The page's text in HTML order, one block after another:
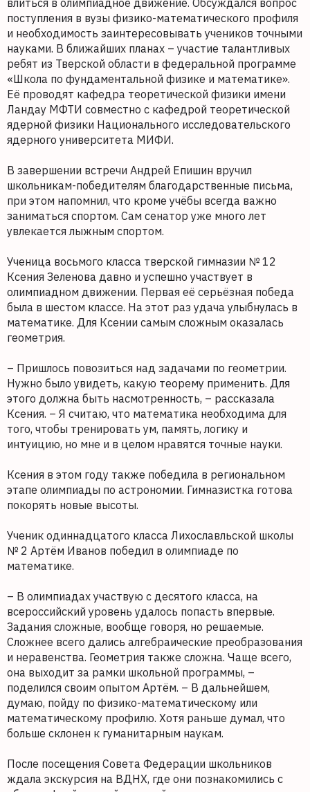
влиться в олимпиадное движение. Обсуждался вопрос
поступления в вузы физико-математического профиля
и необходимость заинтересовывать учеников точными
науками. В ближайших планах – участие талантливых
ребят из Тверской области в федеральной программе
«Школа по фундаментальной физике и математике».
Её проводят кафедра теоретической физики имени
Ландау МФТИ совместно с кафедрой теоретической
ядерной физики Национального исследовательского
ядерного университета МИФИ.
В завершении встречи Андрей Епишин вручил
школьникам-победителям благодарственные письма,
при этом напомнил, что кроме учёбы всегда важно
заниматься спортом. Сам сенатор уже много лет
увлекается лыжным спортом.
Ученица восьмого класса тверской гимназии № 12
Ксения Зеленова давно и успешно участвует в
олимпиадном движении. Первая её серьёзная победа
была в шестом классе. На этот раз удача улыбнулась в
математике. Для Ксении самым сложным оказалась
геометрия.
– Пришлось повозиться над задачами по геометрии.
Нужно было увидеть, какую теорему применить. Для
этого должна быть насмотренность, – рассказала
Ксения. – Я считаю, что математика необходима для
того, чтобы тренировать ум, память, логику и
интуицию, но мне и в целом нравятся точные науки.
Ксения в этом году также победила в региональном
этапе олимпиады по астрономии. Гимназистка готова
покорять новые высоты.
Ученик одиннадцатого класса Лихославльской школы
№ 2 Артём Иванов победил в олимпиаде по
математике.
– В олимпиадах участвую с десятого класса, на
всероссийский уровень удалось попасть впервые.
Задания сложные, вообще говоря, но решаемые.
Сложнее всего дались алгебраические преобразования
и неравенства. Геометрия также сложна. Чаще всего,
она выходит за рамки школьной программы, –
поделился своим опытом Артём. – В дальнейшем,
думаю, пойду по физико-математическому или
математическому профилю. Хотя раньше думал, что
больше склонен к гуманитарным наукам.
После посещения Совета Федерации школьников
ждала экскурсия на ВДНХ, где они познакомились с